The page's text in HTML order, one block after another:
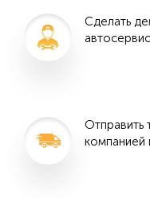
Сделать
Отправить
компанией